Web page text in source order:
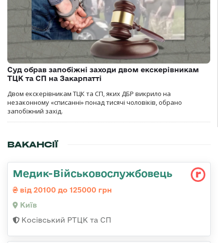
Суд обрав запобіжні заходи двом екскерівникам
ТЦК та СП на Закарпатті
Двом екскерівникам ТЦК та СП, яких ДБР викрило на
незаконному «списанні» понад тисячі чоловіків, обрано
запобіжний захід.
ВАКАНСІЇ
Медик-Військовослужбовець
від 20100 до 125000 грн
Київ
Косівський РТЦК та СП